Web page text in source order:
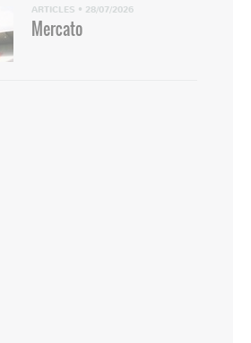
ARTICLES • 28/07/2026
Mercato